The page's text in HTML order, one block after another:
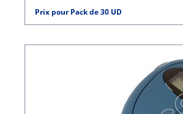
Prix pour Pack de 30 UD